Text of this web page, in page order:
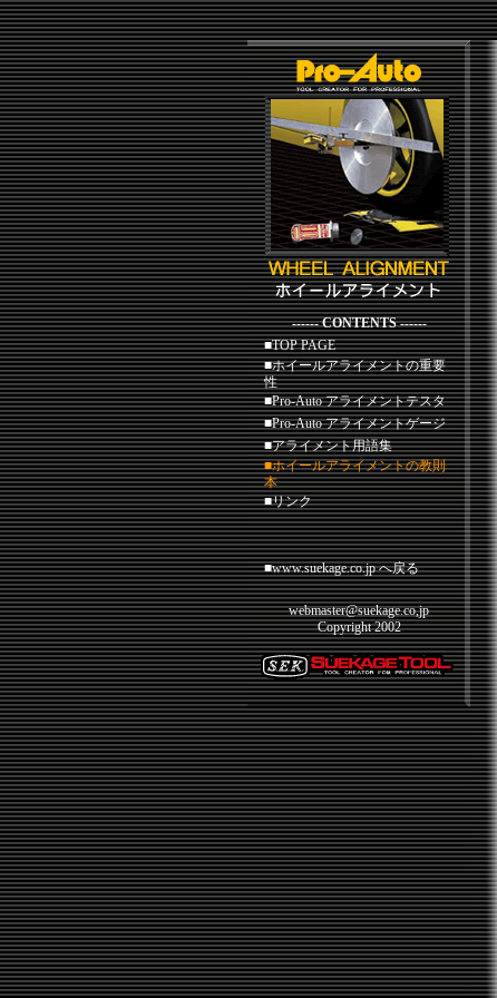
------ CONTENTS ------
■TOP PAGE
■ホイールアライメントの重要
性
■Pro-Auto アライメントテスタ
■Pro-Autoアライメントゲージ
■アライメント用語集
■ホイールアライメントの教則
本
■リンク
■www.suekage.co.jp へ戻る
webmaster@suekage.co,jp
Copyright 2002